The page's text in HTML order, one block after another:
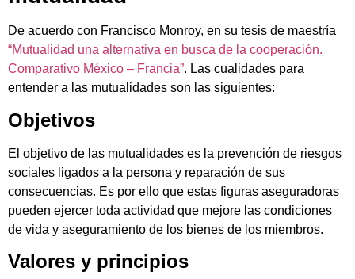
De acuerdo con Francisco Monroy, en su tesis de maestría
“Mutualidad una alternativa en busca de la cooperación.
Comparativo México – Francia”. Las cualidades para
entender a las mutualidades son las siguientes:
Objetivos
El objetivo de las mutualidades es la prevención de riesgos
sociales ligados a la persona y reparación de sus
consecuencias. Es por ello que estas figuras aseguradoras
pueden ejercer toda actividad que mejore las condiciones
de vida y aseguramiento de los bienes de los miembros.
Valores y principios